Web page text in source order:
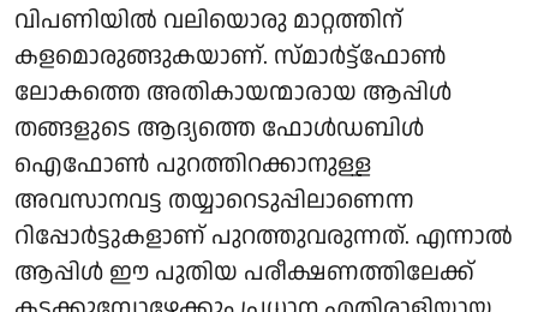
വിപണിയിൽ വലിയൊരു മാറ്റത്തിന്
കളമൊരുങ്ങുകയാണ്. സ്മാർട്ട്‌ഫോൺ
ലോകത്തെ അതികായന്മാരായ ആപ്പിൾ
തങ്ങളുടെ ആദ്യത്തെ ഫോൾഡബിൾ
ഐഫോൺ പുറത്തിറക്കാനുള്ള
അവസാനവട്ട തയ്യാറെടുപ്പിലാണെന്ന
റിപ്പോർട്ടുകളാണ് പുറത്തുവരുന്നത്. എന്നാൽ
ആപ്പിൾ ഈ പുതിയ പരീക്ഷണത്തിലേക്ക്